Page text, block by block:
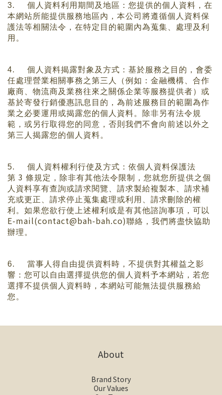
3. 個人資料利用期間及地區：您提供的個人資料，在
本網站所能提供服務地區內，本公司將遵循個人資料保
護法等相關法令，在特定目的範圍內為蒐集、處理及利
用。
4. 個人資料揭露對象及方式：基於服務之目的，會委
任處理營業相關事務之第三人（例如：金融機構、合作
廠商、物流商及業務往來之關係企業等服務提供者）或
基於寄發行銷優惠訊息目的，為前述服務目的範圍為作
業之必要運用或揭露您的個人資料。除非另有法令規
範，或另行取得您的同意，否則我們不會向前述以外之
第三人揭露您的個人資料。
5. 個人資料權利行使及方式：依個人資料保護法
第 3 條規定，除非有其他法令限制，您就您所提供之個
人資料享有查詢或請求閱覽、請求製給複製本、請求補
充或更正、請求停止蒐集處理或利用、請求刪除的權
利。如果您欲行使上述權利或是有其他諮詢事項，可以
E-mail(contact@bah-bah.co)聯絡，我們將盡快協助
辦理。
6. 當事人得自由提供資料時，不提供對其權益之影
響：您可以自由選擇提供您的個人資料予本網站，若您
選擇不提供個人資料時，本網站可能無法提供服務給
您。
About
Brand Story
Our Values